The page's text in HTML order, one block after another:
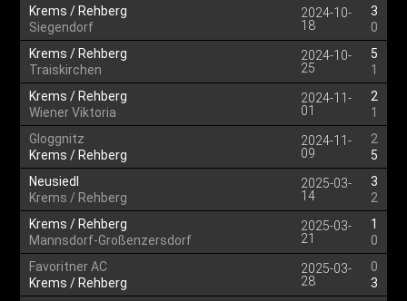
Krems / Rehberg
Siegendorf
2024-10-
18
3
0
Krems / Rehberg
Traiskirchen
2024-10-
25
5
1
Krems / Rehberg
Wiener Viktoria
2024-11-
01
2
1
Gloggnitz
Krems / Rehberg
2024-11-
09
2
5
Neusiedl
Krems / Rehberg
2025-03-
14
3
2
Krems / Rehberg
Mannsdorf-Großenzersdorf
2025-03-
21
1
0
Favoritner AC
Krems / Rehberg
2025-03-
28
0
3